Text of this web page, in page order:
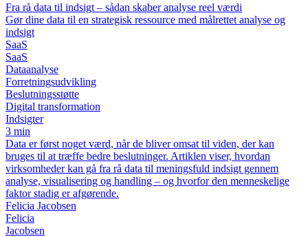
Fra rå data til indsigt – sådan skaber analyse reel værdi
Gør dine data til en strategisk ressource med målrettet analyse og
indsigt
SaaS
SaaS
Dataanalyse
Forretningsudvikling
Beslutningsstøtte
Digital transformation
Indsigter
3 min
Data er først noget værd, når de bliver omsat til viden, der kan
bruges til at træffe bedre beslutninger. Artiklen viser, hvordan
virksomheder kan gå fra rå data til meningsfuld indsigt gennem
analyse, visualisering og handling – og hvorfor den menneskelige
faktor stadig er afgørende.
Felicia Jacobsen
Felicia
Jacobsen